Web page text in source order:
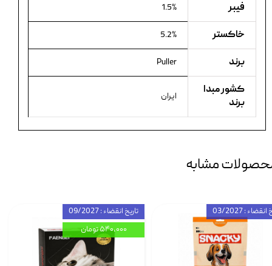
فیبر 1.5%
خاکستر 5.2%
برند Puller
کشور مبدا
برند
ایران
مشابه
تاریخ انقضاء : 09/2027
۵۴۰,۰۰۰ تومان
: 03/2027